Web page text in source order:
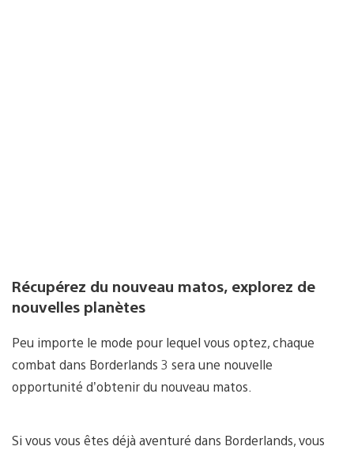
Récupérez du nouveau matos, explorez de
nouvelles planètes
Peu importe le mode pour lequel vous optez, chaque
combat dans Borderlands 3 sera une nouvelle
opportunité d’obtenir du nouveau matos.
Si vous vous êtes déjà aventuré dans Borderlands, vous